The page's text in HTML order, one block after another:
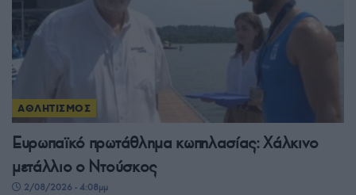
ΑΘΛΗΤΙΣΜΟΣ
Ευρωπαϊκό πρωτάθλημα κωπηλασίας: Χάλκινο
μετάλλιο ο Ντούσκος
2/08/2026 - 4:08μμ